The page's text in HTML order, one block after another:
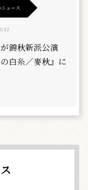
ュース
12
錦秋新派公演
の白糸／麥秋』に